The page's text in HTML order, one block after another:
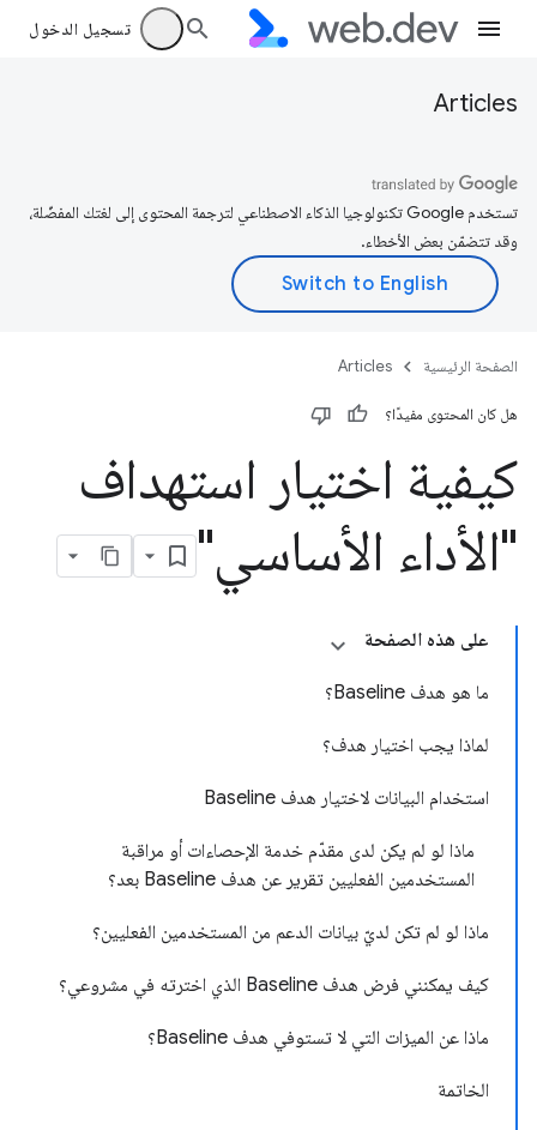
تسجيل الدخول
Articles
تستخدم Google تكنولوجيا الذكاء الاصطناعي لترجمة المحتوى إلى لغتك المفضّلة،
وقد تتضمّن بعض الأخطاء.
الصفحة الرئيسية Articles
هل كان المحتوى مفيدًا؟
كيفية اختيار استهداف
"الأداء الأساسي"
على هذه الصفحة
ما هو هدف Baseline؟
لماذا يجب اختيار هدف؟
استخدام البيانات لاختيار هدف Baseline
ماذا لو لم يكن لدى مقدّم خدمة الإحصاءات أو مراقبة
المستخدمين الفعليين تقرير عن هدف Baseline بعد؟
ماذا لو لم تكن لديّ بيانات الدعم من المستخدمين الفعليين؟
كيف يمكنني فرض هدف Baseline الذي اخترته في مشروعي؟
ماذا عن الميزات التي لا تستوفي هدف Baseline؟
الخاتمة